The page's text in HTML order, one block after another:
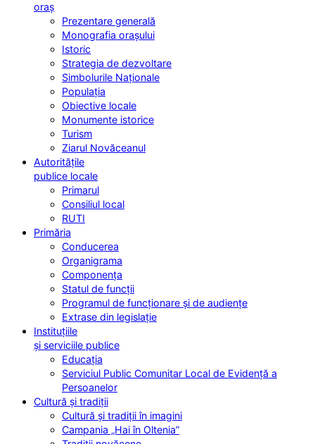
oraș
Prezentare generală
Monografia orașului
Istoric
Strategia de dezvoltare
Simbolurile Naționale
Populația
Obiective locale
Monumente istorice
Turism
Ziarul Novăceanul
Autoritățile
publice locale
Primarul
Consiliul local
RUTI
Primăria
Conducerea
Organigrama
Componența
Statul de funcții
Programul de funcționare și de audiențe
Extrase din legislație
Instituțiile
și serviciile publice
Educația
Serviciul Public Comunitar Local de Evidență a
Persoanelor
Cultură și tradiții
Cultură și tradiții în imagini
Campania „Hai în Oltenia”